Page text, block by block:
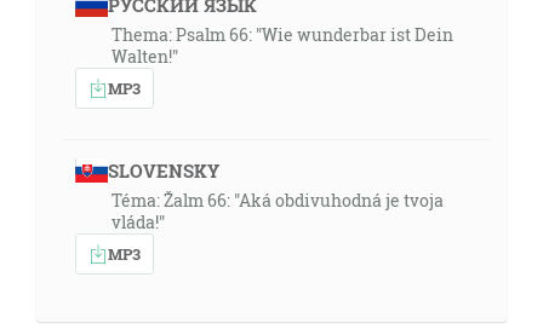
РУССКИЙ ЯЗЫК
Thema: Psalm 66: "Wie wunderbar ist Dein
Walten!"
MP3
SLOVENSKY
Téma: Žalm 66: "Aká obdivuhodná je tvoja
vláda!"
MP3